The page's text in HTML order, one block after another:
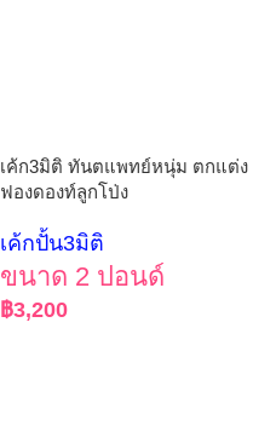
เค้ก3มิติ ทันตแพทย์หนุ่ม ตกแต่ง
ฟองดองท์ลูกโป่ง
เค้กปั้น3มิติ
ขนาด 2 ปอนด์
฿3,200